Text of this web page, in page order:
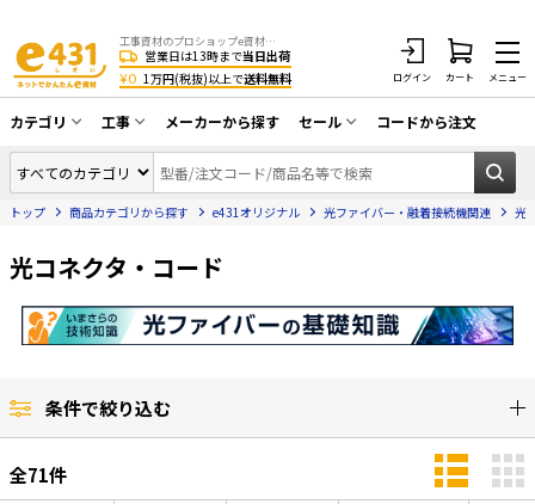
工事資材のプロショップe資材 CATV・アンテナ・防犯・光・LAN・電気・空調工事など
営業日は13時まで当日出荷
¥0 1万円(税抜)以上で送料無料 ログイン カート メニュー
カテゴリ
同軸ケーブル／テレビ用接栓／関連工具
アンテナ・取付金具・ブースター／CATV
配線補助具（モール・結束バンド・テー
プ類 他）
防犯工事関連
電話線／コネクタ／アダプタ
光ファイバー・融着接続機関連
LANケーブル・コネクタ・関連資材/機器
工事
CATV・アンテナ工事
光工事・FTTH工事
エアコン・換気扇工事
防犯カメラ工事
LAN配線工事
電気配管工事
メーカーから探す セール
在庫一掃セール
コードから注文
トップ 商品カテゴリから探す e431オリジナル 光ファイバー・融着接続機関連 光
光コネクタ・コード
条件で絞り込む
全71件